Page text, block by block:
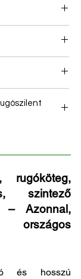
rugóköteg,
szintező
– Azonnal,
és hosszú